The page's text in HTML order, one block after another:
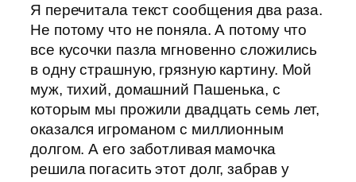
Я перечитала текст сообщения два раза.
Не потому что не поняла. А потому что
все кусочки пазла мгновенно сложились
в одну страшную, грязную картину. Мой
муж, тихий, домашний Пашенька, с
которым мы прожили двадцать семь лет,
оказался игроманом с миллионным
долгом. А его заботливая мамочка
решила погасить этот долг, забрав у